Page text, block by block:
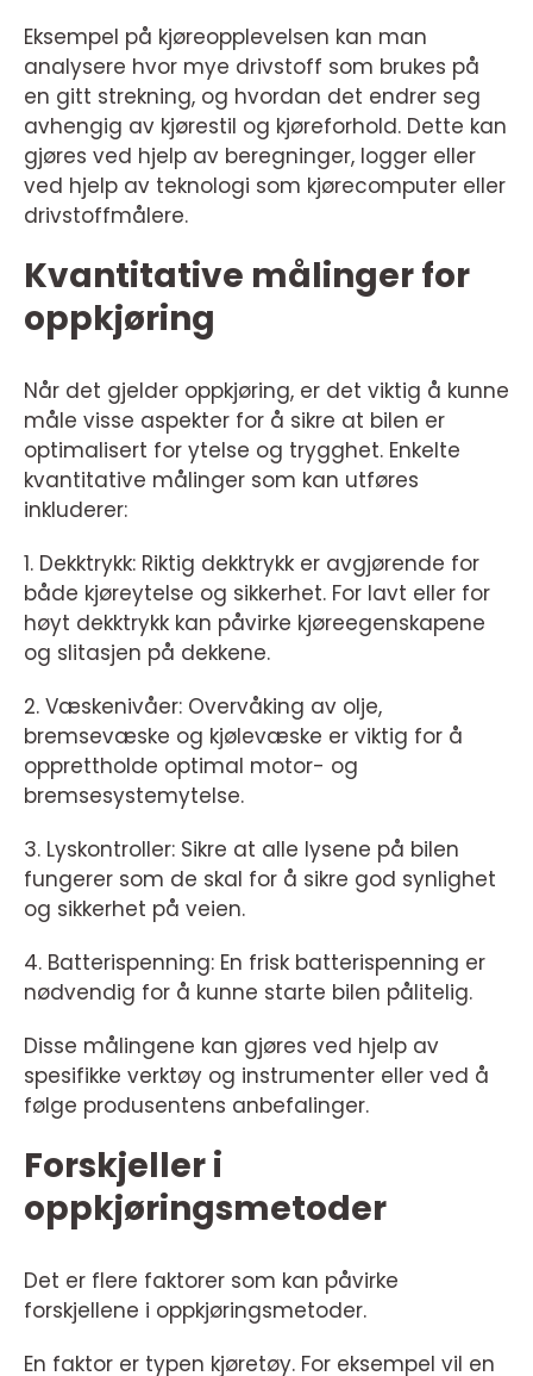
Eksempel på kjøreopplevelsen kan man
analysere hvor mye drivstoff som brukes på
en gitt strekning, og hvordan det endrer seg
avhengig av kjørestil og kjøreforhold. Dette kan
gjøres ved hjelp av beregninger, logger eller
ved hjelp av teknologi som kjørecomputer eller
drivstoffmålere.
Kvantitative målinger for
oppkjøring
Når det gjelder oppkjøring, er det viktig å kunne
måle visse aspekter for å sikre at bilen er
optimalisert for ytelse og trygghet. Enkelte
kvantitative målinger som kan utføres
inkluderer:
1. Dekktrykk: Riktig dekktrykk er avgjørende for
både kjøreytelse og sikkerhet. For lavt eller for
høyt dekktrykk kan påvirke kjøreegenskapene
og slitasjen på dekkene.
2. Væskenivåer: Overvåking av olje,
bremsevæske og kjølevæske er viktig for å
opprettholde optimal motor- og
bremsesystemytelse.
3. Lyskontroller: Sikre at alle lysene på bilen
fungerer som de skal for å sikre god synlighet
og sikkerhet på veien.
4. Batterispenning: En frisk batterispenning er
nødvendig for å kunne starte bilen pålitelig.
Disse målingene kan gjøres ved hjelp av
spesifikke verktøy og instrumenter eller ved å
følge produsentens anbefalinger.
Forskjeller i
oppkjøringsmetoder
Det er flere faktorer som kan påvirke
forskjellene i oppkjøringsmetoder.
En faktor er typen kjøretøy. For eksempel vil en